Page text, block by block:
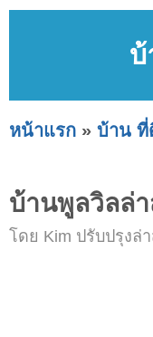
บ้
หน้าแรก » บ้าน ที่
บ้านพูลวิลล่
โดย Kim ปรับปรุงล่